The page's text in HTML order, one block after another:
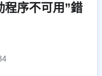
程序不可用”錯